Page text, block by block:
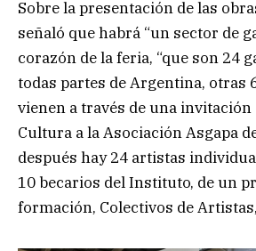
Sobre la presentación de las
señaló que habrá “un sector de
corazón de la feria, “que son 24
todas partes de Argentina, otras
vienen a través de una
Cultura a la Asociación Asgapa
después hay 24 artistas
10 becarios del Instituto, de un
formación, Colectivos de